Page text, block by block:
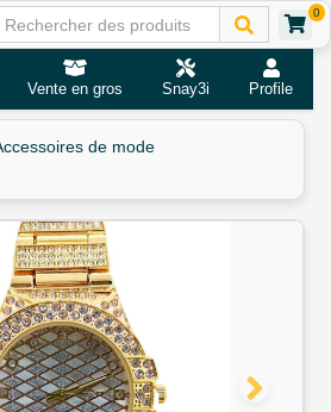
0
Vente en gros Snay3i Profile
de mode